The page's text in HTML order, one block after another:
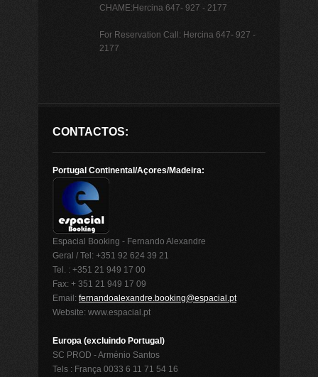
CHAME:Hercina 647- 927 - 2177
For Reservation Call: Hercina 647- 927 -
2177
CONTACTOS:
Portugal Continental/Açores/Madeira:
Espacial Booking - Fernando Alexandre
Geral / Tel: +351 92 624 39 21
Tel. : +351 21 949 17 00
Fax: + 351 21 949 17 09
Email: fernandoalexandre.booking@espacial.pt
Website: www.espacial.pt
Europa (excluindo Portugal)
SC PROD - Arménio Santos
Tels : França 0033 6 11 71 54 16